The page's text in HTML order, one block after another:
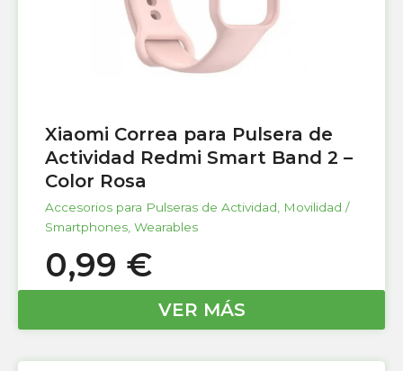
Xiaomi Correa para Pulsera de
Actividad Redmi Smart Band 2 –
Color Rosa
Accesorios para Pulseras de Actividad
Movilidad /
Smartphones Wearables
0,99 €
VER MÁS